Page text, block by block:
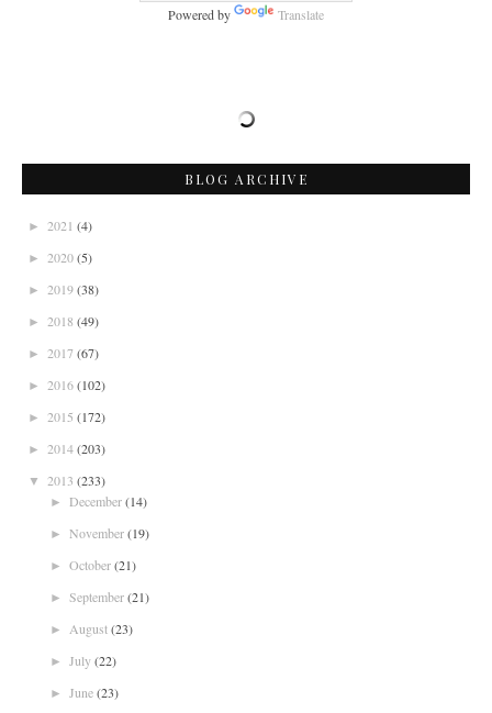
Powered by Translate
BLOG ARCHIVE
► 2021 (4)
► 2020(5)
► 2019(38)
► 2018 (49)
► 2017 (67)
► 2016(102)
► 2015 (172)
► 2014(203)
▼ 2013 (233)
► December(14)
► November(19)
► October(21)
► September(21)
► August(23)
► July(22)
► June(23)